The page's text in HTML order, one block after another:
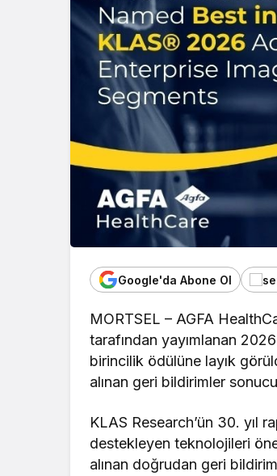
Google'da Abone Ol
MORTSEL – AGFA
tarafından yayımlanan
birincilik ödülüne layık
alınan geri bildirimler
KLAS Research’ün 30. yıl
destekleyen teknolojileri öne
alınan doğrudan geri